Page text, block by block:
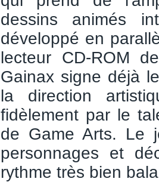
dessins animés
développé en
lecteur CD-ROM
Gainax signe déjà
la direction
fidèlement par le
de Game Arts. Le
personnages et
rythme très bien